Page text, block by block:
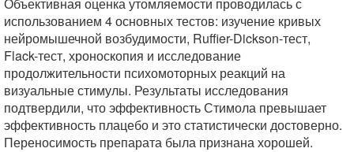
использованием 4 основных тестов: изучение кривых
нейромышечной возбудимости, Ruffier-Dickson-тест,
Flack-тест, хроноскопия и исследование
продолжительности психомоторных реакций на
визуальные стимулы. Результаты исследования
подтвердили, что эффективность Стимола превышает
эффективность плацебо и это статистически достоверно.
Переносимость препарата была признана хорошей.